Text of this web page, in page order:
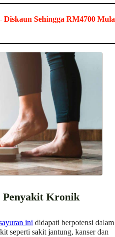
Sehingga RM4700
Penyakit Kronik
ini didapati berpotensi dalam
seperti sakit jantung, kanser dan